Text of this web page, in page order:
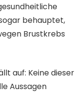
behauptet,
Brustkrebs
auf: Keine dieser
Aussagen